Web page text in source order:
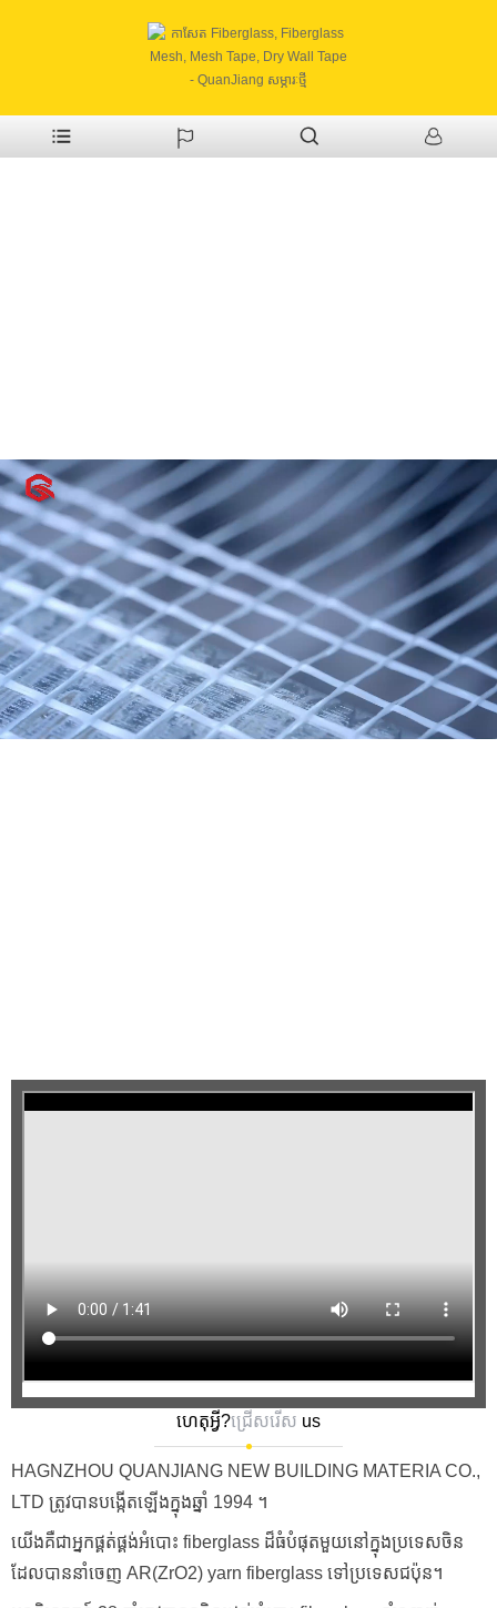
ហេតុអ្វី?ជ្រើសរើស us
HAGNZHOU QUANJIANG NEW BUILDING MATERIA CO.,
LTD ត្រូវបានបង្កើតឡើងក្នុងឆ្នាំ 1994 ។
យើងគឺជាអ្នកផ្គត់ផ្គង់អំបោះ fiberglass ដ៏ធំបំផុតមួយនៅក្នុងប្រទេសចិន
ដែលបាននាំចេញ AR(ZrO2) yarn fiberglass ទៅប្រទេសជប៉ុន។